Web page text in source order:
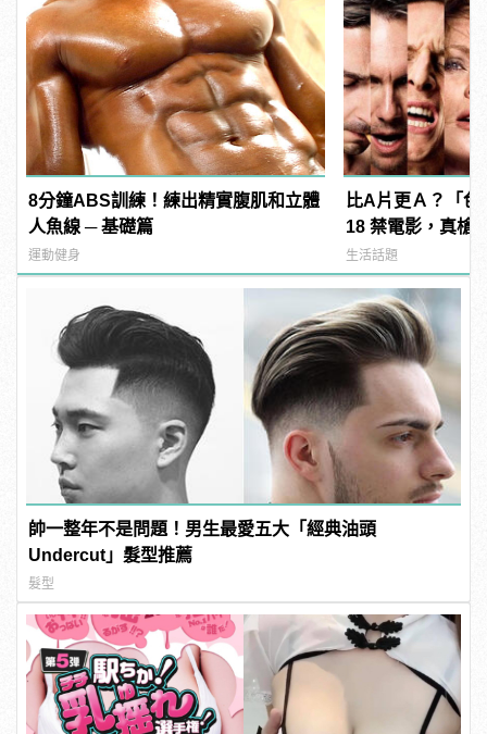
8分鐘ABS訓練！練出精實腹肌和立體
人魚線 ─ 基礎篇
運動健身
比A片更Ａ？「
18 禁電影，真槍
直接上！ |
生活話題
帥一整年不是問題！男生最愛五大「經典油頭
Undercut」髮型推薦
髮型